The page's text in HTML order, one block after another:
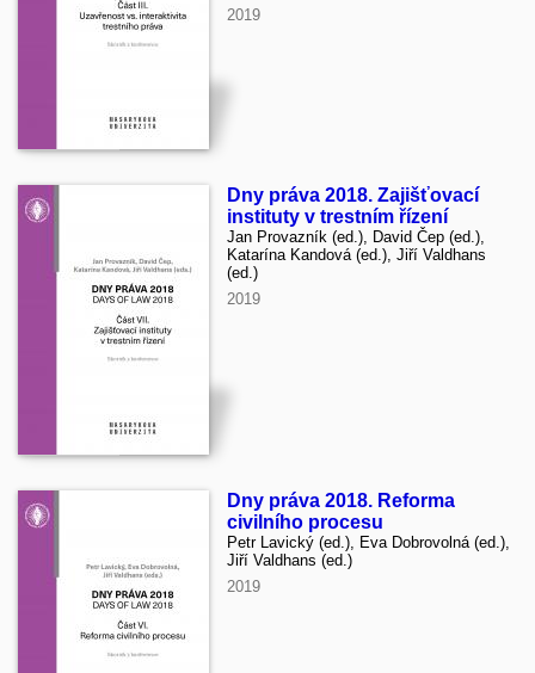
2019
Dny práva 2018. Zajišťovací
instituty v trestním řízení
Jan Provazník (ed.), David Čep (ed.),
Katarína Kandová (ed.), Jiří Valdhans
(ed.)
2019
Dny práva 2018. Reforma
civilního procesu
Petr Lavický (ed.), Eva Dobrovolná (ed.),
Jiří Valdhans (ed.)
2019